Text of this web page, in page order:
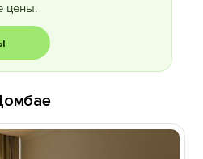
цены.